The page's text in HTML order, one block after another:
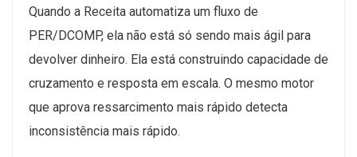
Quando a Receita automatiza um fluxo de
PER/DCOMP, ela não está só sendo mais ágil para
devolver dinheiro. Ela está construindo capacidade de
cruzamento e resposta em escala. O mesmo motor
que aprova ressarcimento mais rápido detecta
inconsistência mais rápido.